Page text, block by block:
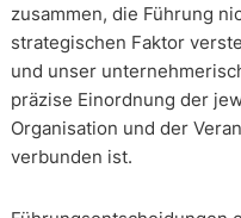
zusammen, die Führung
strategischen Faktor
und unser
präzise Einordnung der
Organisation und der
verbunden ist.